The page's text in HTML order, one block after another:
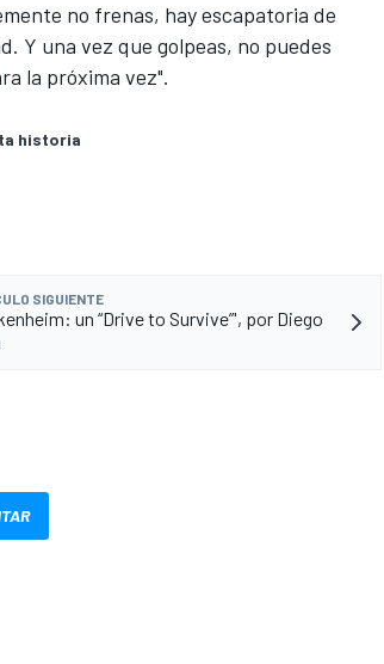
no frenas, hay escapatoria de
Y una vez que golpeas, no puedes
la próxima vez".
historia
SIGUIENTE
un “Drive to Survive”', por Diego